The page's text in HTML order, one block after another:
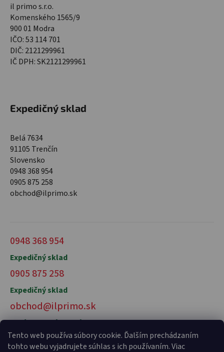
Tento web používa súbory cookie. Ďalším prechádzaním
tohto webu vyjadrujete súhlas s ich používaním. Viac
il primo s.r.o.
Komenského 1565/9
900 01 Modra
IČO: 53 114 701
DIČ: 2121299961
IČ DPH: SK2121299961
Expedičný sklad
Belá 7634
91105 Trenčín
Slovensko
0948 368 954
0905 875 258
obchod@ilprimo.sk
0948 368 954
Expedičný sklad
0905 875 258
Expedičný sklad
obchod@ilprimo.sk
V prípade otázok nás kontaktujte